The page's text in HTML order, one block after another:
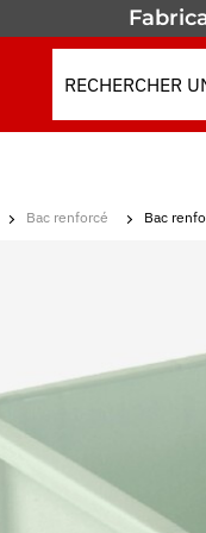
Bac renforcé Bac